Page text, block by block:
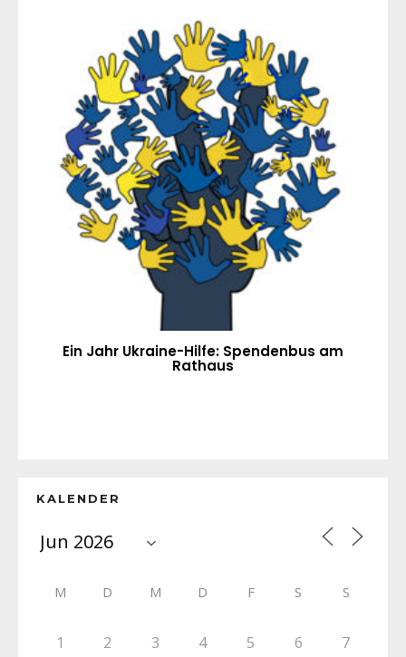
Ein Jahr Ukraine-Hilfe: Spendenbus am
Rathaus
KALENDER
M D M D F S S
1 2 3 4 5 6 7